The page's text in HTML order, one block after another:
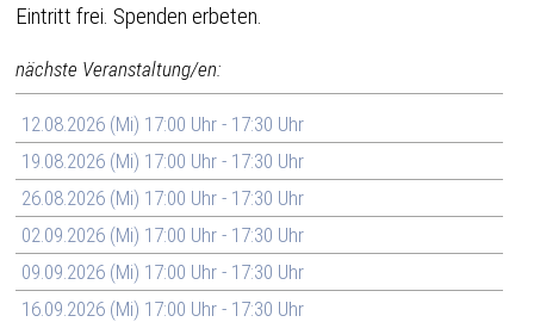
Eintritt frei. Spenden erbeten.
nächste Veranstaltung/en:
12.08.2026 (Mi) 17:00 Uhr - 17:30 Uhr
19.08.2026 (Mi) 17:00 Uhr - 17:30 Uhr
26.08.2026 (Mi) 17:00 Uhr - 17:30 Uhr
02.09.2026 (Mi) 17:00 Uhr - 17:30 Uhr
09.09.2026 (Mi) 17:00 Uhr - 17:30 Uhr
16.09.2026 (Mi) 17:00 Uhr - 17:30 Uhr